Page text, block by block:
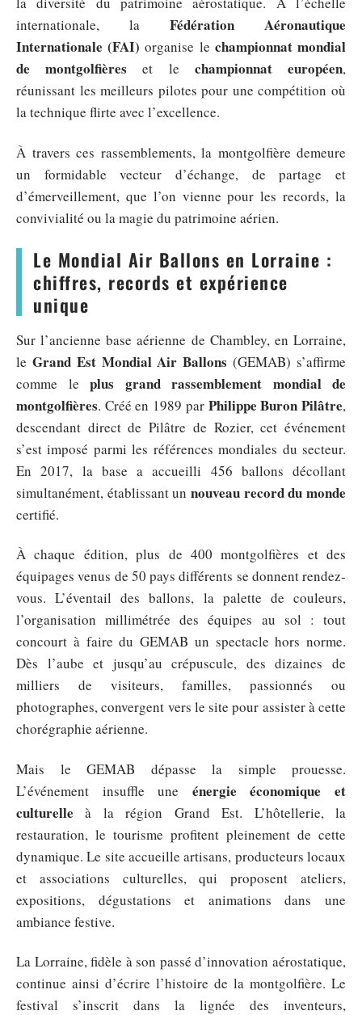
internationale, la Fédération Aéronautique
Internationale (FAI) organise le championnat mondial
de montgolfières et le championnat européen,
réunissant les meilleurs pilotes pour une compétition où
la technique flirte avec l’excellence.
À travers ces rassemblements, la montgolfière demeure
un formidable vecteur d’échange, de partage et
d’émerveillement, que l’on vienne pour les records, la
convivialité ou la magie du patrimoine aérien.
Le Mondial Air Ballons en Lorraine :
chiffres, records et expérience
unique
Sur l’ancienne base aérienne de Chambley, en Lorraine,
le Grand Est Mondial Air Ballons (GEMAB) s’affirme
comme le plus grand rassemblement mondial de
montgolfières. Créé en 1989 par Philippe Buron Pilâtre,
descendant direct de Pilâtre de Rozier, cet événement
s’est imposé parmi les références mondiales du secteur.
En 2017, la base a accueilli 456 ballons décollant
simultanément, établissant un nouveau record du monde
certifié.
À chaque édition, plus de 400 montgolfières et des
équipages venus de 50 pays différents se donnent rendez-
vous. L’éventail des ballons, la palette de couleurs,
l’organisation millimétrée des équipes au sol : tout
concourt à faire du GEMAB un spectacle hors norme.
Dès l’aube et jusqu’au crépuscule, des dizaines de
milliers de visiteurs, familles, passionnés ou
photographes, convergent vers le site pour assister à cette
chorégraphie aérienne.
Mais le GEMAB dépasse la simple prouesse.
L’événement insuffle une énergie économique et
culturelle à la région Grand Est. L’hôtellerie, la
restauration, le tourisme profitent pleinement de cette
dynamique. Le site accueille artisans, producteurs locaux
et associations culturelles, qui proposent ateliers,
expositions, dégustations et animations dans une
ambiance festive.
La Lorraine, fidèle à son passé d’innovation aérostatique,
continue ainsi d’écrire l’histoire de la montgolfière. Le
festival s’inscrit dans la lignée des inventeurs,